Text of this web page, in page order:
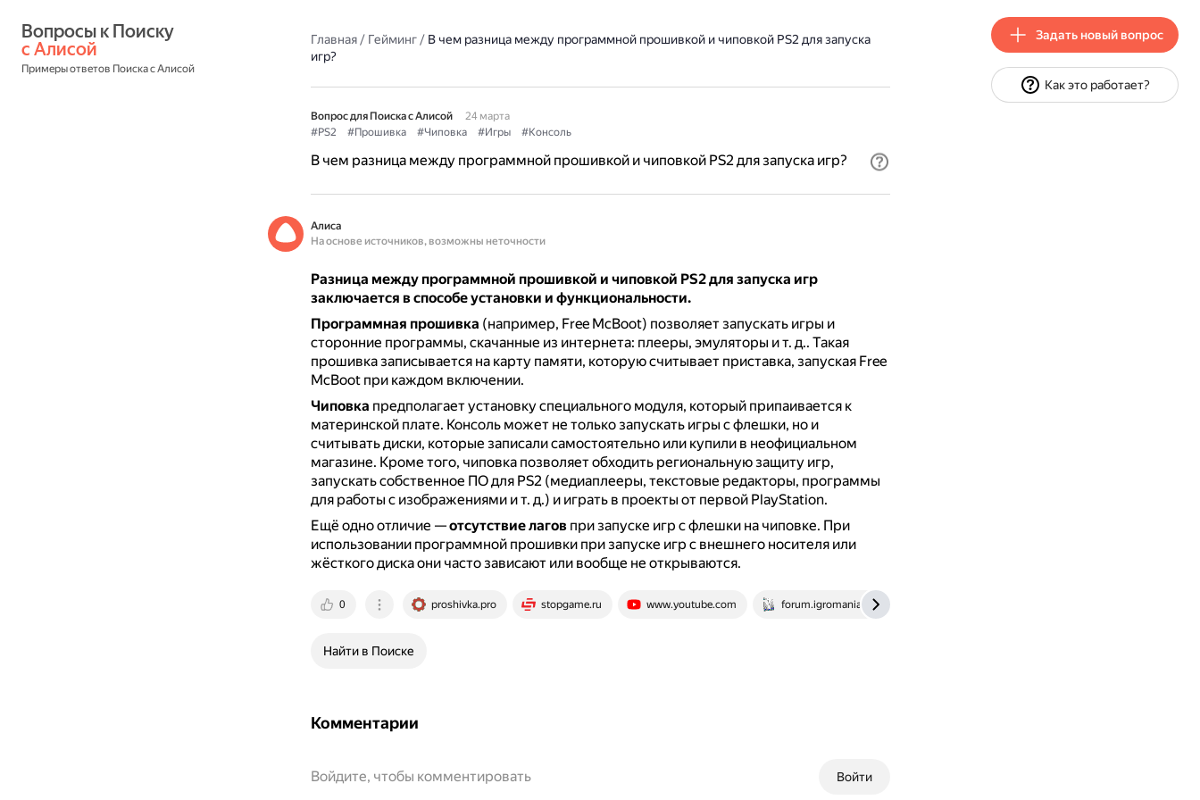
с Алисой
Примеры ответов Поиска с Алисой
Главная/ Гейминг/ В чем разница между программной прошивкой и чиповкой PS2 для запуска
игр?
Вопрос для Поиска с Алисой
24 марта
#PS2
#Прошивка #Чиповка #Игры #Консоль
В чем разница между программной прошивкой и чиповкой PS2 для запуска игр?
Алиса
На основе источников, возможны неточности
Разница между программной прошивкой и чиповкой PS2 для запуска игр
заключается в способе установки и функциональности.
Программная прошивка (например, Free McBoot) позволяет запускать игры и
сторонние программы, скачанные из интернета: плееры, эмуляторы и т. д.. Такая
прошивка записывается на карту памяти, которую считывает приставка, запуская Free
McBoot при каждом включении.
Чиповка предполагает установку специального модуля, который припаивается к
материнской плате. Консоль может не только запускать игры с флешки, но и
считывать диски, которые записали самостоятельно или купили в неофициальном
магазине. Кроме того, чиповка позволяет обходить региональную защиту игр,
запускать собственное ПО для PS2 (медиаплееры, текстовые редакторы, программы
для работы с изображениями и т. д.) и играть в проекты от первой PlayStation.
Ещё одно отличие —отсутствие лаговпри запуске игр с флешки на чиповке. При
использовании программной прошивки при запуске игр с внешнего носителя или
жёсткого диска они часто зависают или вообще не открываются.
0 proshivka.pro stopgame.ru www.youtube.com forum.igromania.ru
Найти в Поиске
Комментарии
Войти
Войдите, чтобы комментировать
Задать новый вопрос
Как это работает?